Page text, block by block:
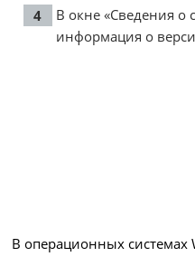
В окне «Сведения о
информация о
В операционных системах